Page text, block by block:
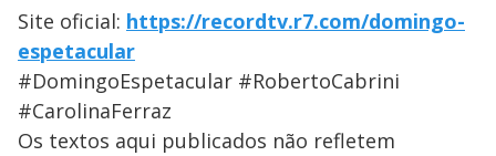
Site oficial: https://recordtv.r7.com/domingo-
espetacular
#DomingoEspetacular #RobertoCabrini
#CarolinaFerraz
Os textos aqui publicados não refletem